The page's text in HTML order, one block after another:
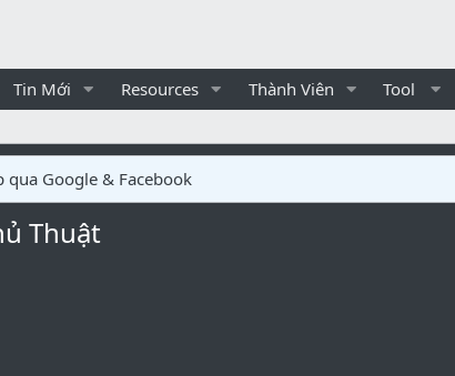
Tin Mới Resources Thành Viên Tool
Google & Facebook
Thuật